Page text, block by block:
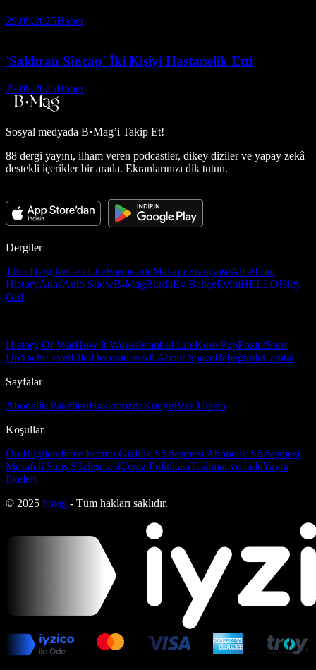
29.09.2025Haber
'Saldıran Sincap' İki Kişiyi Hastanelik Etti
27.09.2025Haber
Sosyal medyada B•Mag’i Takip Et!
88 dergi yayını, ilham veren podcastler, dikey diziler ve yapay zekâ
destekli içerikler bir arada. Ekranlarınızı dik tutun.
Dergiler
Tüm DergilerCeo LifeFormsanteMaison FrançaiseAll About
HistoryAtlasAuto ShowB-MagBurdaEv BahçeEvimHELLO!Hey
Girl
History Of WarHow It Worksİstanbul LifeKore PopPozitifStart
UpYachtLevelElle DecorationAll About SpaceBebeğimleCapital
Sayfalar
Abonelik PaketleriHakkımızdaKünyeBize Ulaşın
Koşullar
Ön Bilgilendirme Formu Gizlilik Sözleşmesi Abonelik Sözleşmesi
Mesafeli Satış SözleşmesiÇerez PolitikasıTeslimat ve İadeYayın
İlkeleri
© 2025 bmag - Tüm hakları saklıdır.